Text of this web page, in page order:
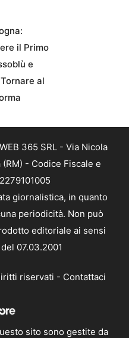
il Primo
e
al
365 SRL - Via Nicola
(RM) - Codice Fiscale e
giornalistica, in quanto
periodicità. Non può
editoriale ai sensi
07.03.2001
riservati - Contattaci
sito sono gestite da